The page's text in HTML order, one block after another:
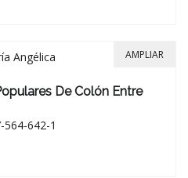
Angélica
De Colón Entre
564-642-1
AMPLIAR